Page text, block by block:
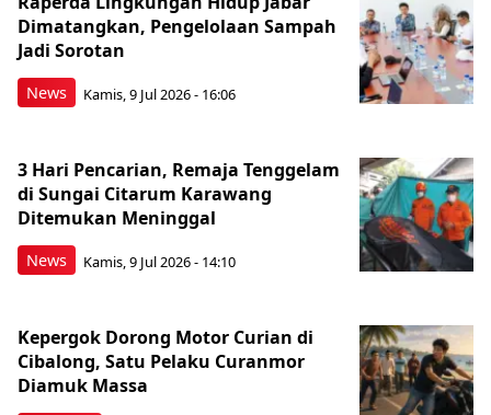
News
Dimatangkan, Pengelolaan Sampah
Jadi Sorotan
Kamis, 9 Jul 2026 - 16:06
News
3 Hari Pencarian, Remaja Tenggelam
di Sungai Citarum Karawang
Ditemukan Meninggal
Kamis, 9 Jul 2026 - 14:10
Kepergok Dorong Motor Curian di
Cibalong, Satu Pelaku Curanmor
Diamuk Massa